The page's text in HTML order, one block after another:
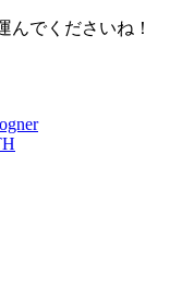
んでくださいね！